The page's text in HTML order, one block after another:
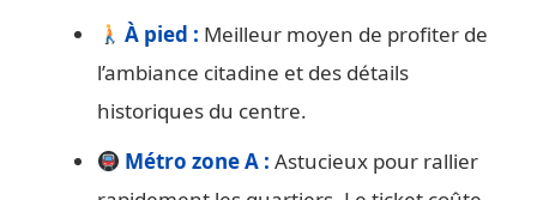
À pied : Meilleur moyen de profiter de
l’ambiance citadine et des détails
historiques du centre.
Métro zone A : Astucieux pour rallier